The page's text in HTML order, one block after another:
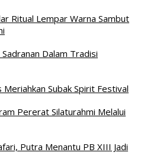
Ritual Lempar Warna Sambut
Dalam Tradisi
Subak Spirit Festival
Pererat Silaturahmi Melalui
Putra Menantu PB XIII Jadi